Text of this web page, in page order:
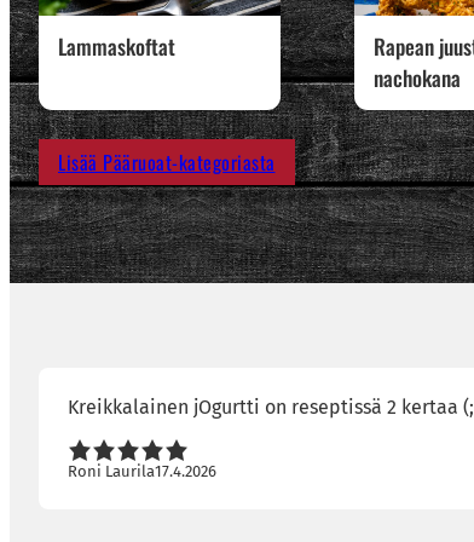
Lammaskoftat
Rapean
nachokana
Lisää Pääruoat-kategoriasta
Kreikkalainen jOgurtti on reseptissä 2 kertaa (;
Roni Laurila17.4.2026